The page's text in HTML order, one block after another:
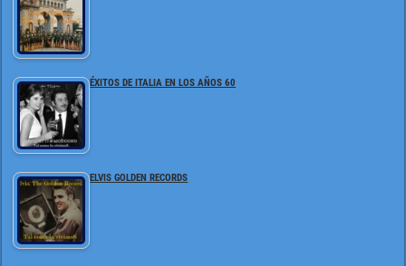
ÉXITOS DE ITALIA EN LOS AÑOS 60
ELVIS GOLDEN RECORDS